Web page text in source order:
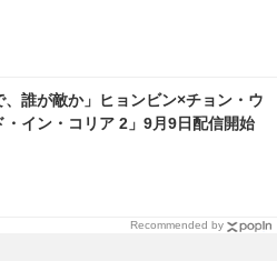
、誰が敵か」ヒョンビン×チョン・ウ
・イン・コリア 2」9月9日配信開始
Recommended by